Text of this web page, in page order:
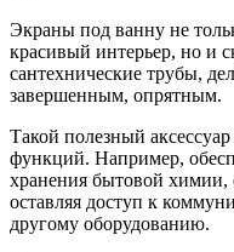
Экраны под ванну не
красивый интерьер, но и
сантехнические трубы,
завершенным, опрятным.
Такой полезный
функций. Например,
хранения бытовой химии,
оставляя доступ к
другому оборудованию.